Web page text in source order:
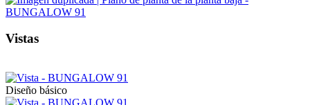
Vistas
Diseño básico